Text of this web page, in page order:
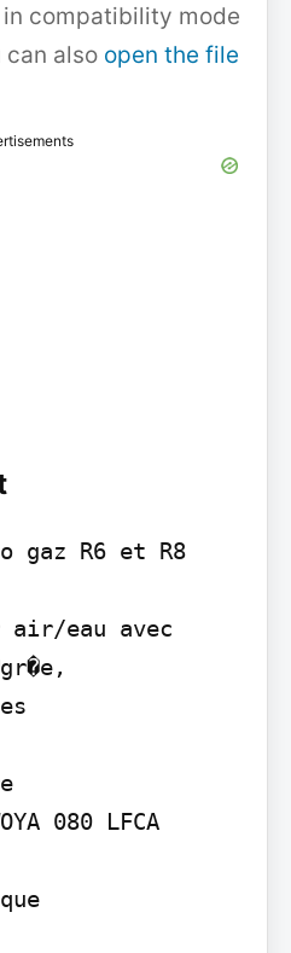
compatibility mode
can also open the file
gaz R6 et R8
air/eau avec
080 LFCA